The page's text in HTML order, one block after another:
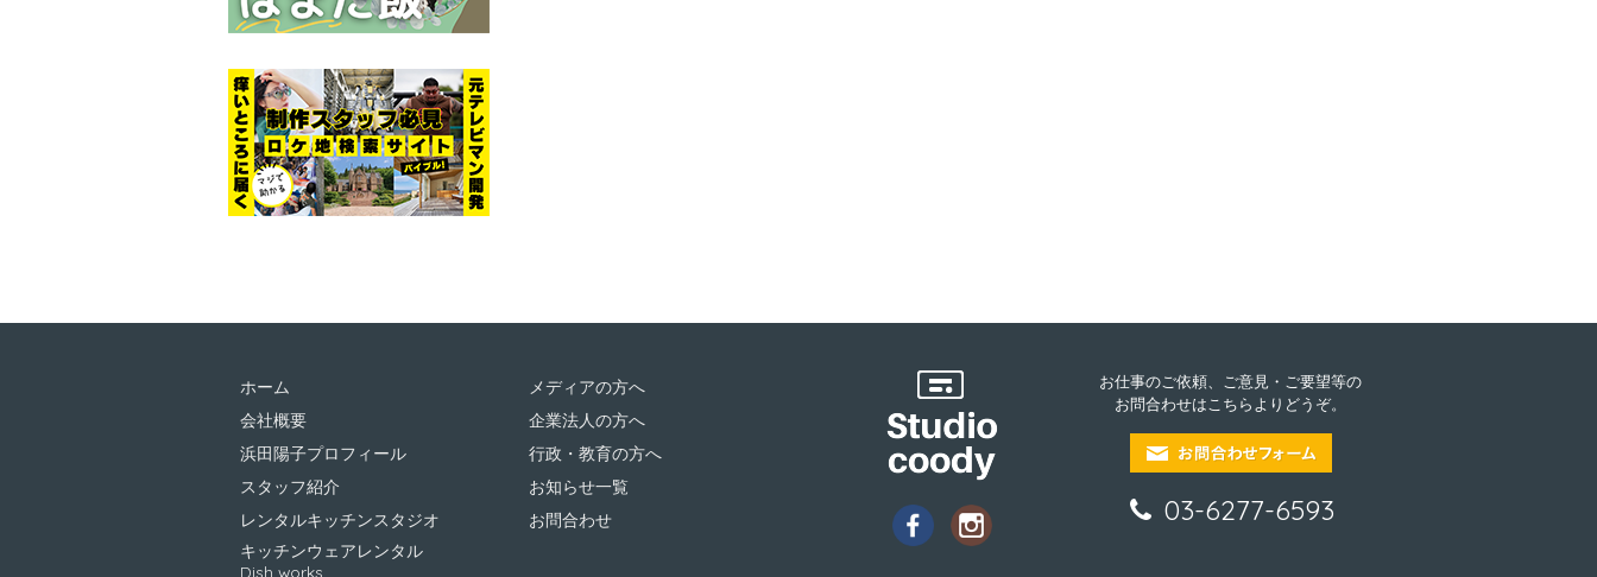
ホーム
会社概要
浜田陽子プロフィール
スタッフ紹介
レンタルキッチンスタジオ
キッチンウェアレンタル
Dish works
メディアの方へ
企業法人の方へ
行政・教育の方へ
お知らせ一覧
お問合わせ
お仕事のご依頼、ご意見・ご要望等の
お問合わせはこちらよりどうぞ。
03-6277-6593